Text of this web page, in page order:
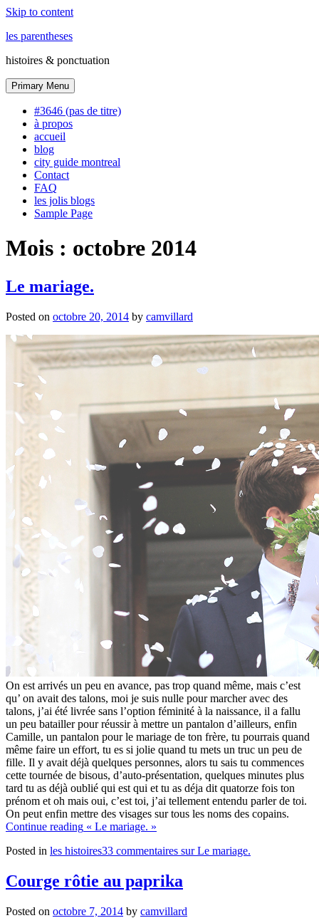
Skip to content
les parentheses
histoires & ponctuation
Primary Menu
#3646 (pas de titre)
à propos
accueil
blog
city guide montreal
Contact
FAQ
les jolis blogs
Sample Page
Mois : octobre 2014
Le mariage.
Posted on octobre 20, 2014 by camvillard
On est arrivés un peu en avance, pas trop quand même, mais c’est
qu’ on avait des talons, moi je suis nulle pour marcher avec des
talons, j’ai été livrée sans l’option féminité à la naissance, il a fallu
un peu batailler pour réussir à mettre un pantalon d’ailleurs, enfin
Camille, un pantalon pour le mariage de ton frère, tu pourrais quand
même faire un effort, tu es si jolie quand tu mets un truc un peu de
fille. Il y avait déjà quelques personnes, alors tu sais tu commences
cette tournée de bisous, d’auto-présentation, quelques minutes plus
tard tu as déjà oublié qui est qui et tu as déja dit quatorze fois ton
prénom et oh mais oui, c’est toi, j’ai tellement entendu parler de toi.
On peut enfin mettre des visages sur tous les noms des copains.
Continue reading « Le mariage. »
Posted in les histoires33 commentaires sur Le mariage.
Courge rôtie au paprika
Posted on octobre 7, 2014 by camvillard